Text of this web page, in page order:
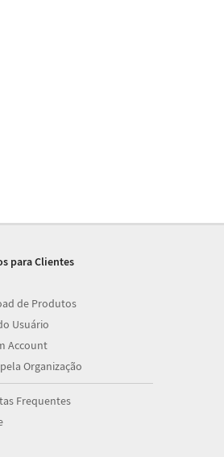
para Clientes
de Produtos
Usuário
Account
Organização
Frequentes